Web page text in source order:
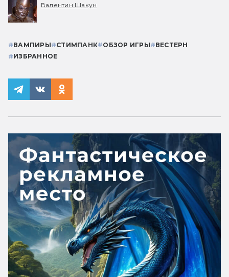
Валентин Шакун
#ВАМПИРЫ#СТИМПАНК#ОБЗОР ИГРЫ#ВЕСТЕРН
#ИЗБРАННОЕ